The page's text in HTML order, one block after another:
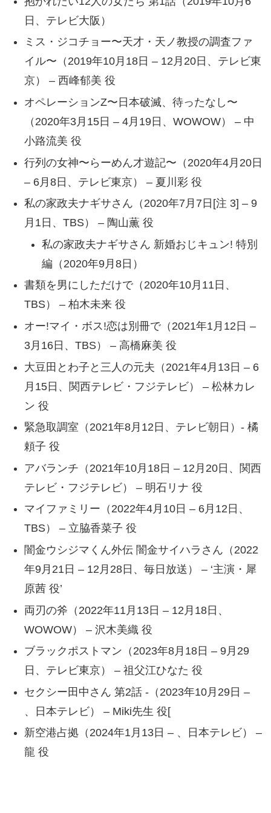
日、テレビ大阪）
ミス・ジコチョー〜天才・天ノ教授の調査ファ
イル〜（2019年10月18日 – 12月20日、テレビ東
京） – 西峰郁美 役
オペレーションZ〜日本破滅、待ったなし〜
（2020年3月15日 – 4月19日、WOWOW） – 中
小路流美 役
行列の女神〜らーめん才遊記〜（2020年4月20日
– 6月8日、テレビ東京） – 夏川彩 役
私の家政夫ナギサさん（2020年7月7日[注 3] – 9
月1日、TBS） – 陶山薫 役
私の家政夫ナギサさん 新婚おじキュン! 特別
編（2020年9月8日）
書類を男にしただけで（2020年10月11日、
TBS） – 柏木未来 役
オー!マイ・ボス!恋は別冊で（2021年1月12日 –
3月16日、TBS） – 高橋麻美 役
大豆田とわ子と三人の元夫（2021年4月13日 – 6
月15日、関西テレビ・フジテレビ） – 松林カレ
ン 役
緊急取調室（2021年8月12日、テレビ朝日）- 橘
頼子 役
アバランチ（2021年10月18日 – 12月20日、関西
テレビ・フジテレビ） – 明石リナ 役
マイファミリー（2022年4月10日 – 6月12日、
TBS） – 立脇香菜子 役
闇金ウシジマくん外伝 闇金サイハラさん（2022
年9月21日 – 12月28日、毎日放送） – ‘主演・犀
原茜 役’
両刃の斧（2022年11月13日 – 12月18日、
WOWOW） – 沢木美織 役
ブラックポストマン（2023年8月18日 – 9月29
日、テレビ東京） – 祖父江ひなた 役
セクシー田中さん 第2話 -（2023年10月29日 –
、日本テレビ） – Miki先生 役[
新空港占拠（2024年1月13日 – 、日本テレビ） –
龍 役